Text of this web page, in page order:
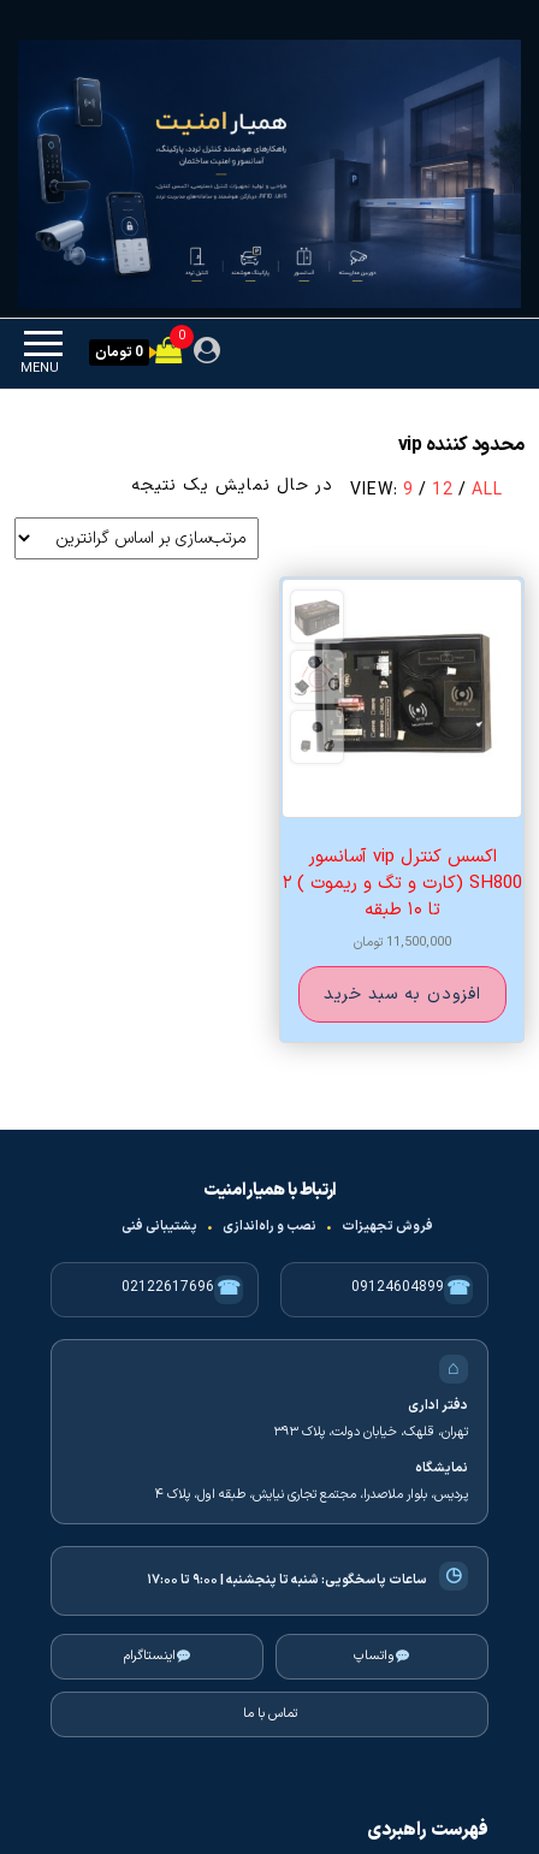
همیار امنیت
MENU
0
0 تومان
محدود کننده vip
VIEW: 9 / 12 / ALL در حال نمایش یک نتیجه
اکسس کنترل vip آسانسور
SH800 (کارت و تگ و ریموت ) ۲
تا ۱۰ طبقه
11,500,000 تومان
افزودن به سبد خرید
ارتباط با همیار امنیت
فروش تجهیزات • نصب و راه‌اندازی • پشتیبانی فنی
☎
09124604899
☎
02122617696
⌂
دفتر اداری
تهران، قلهک، خیابان دولت، پلاک ۳۹۳
نمایشگاه
پردیس، بلوار ملاصدرا، مجتمع تجاری نیایش، طبقه اول، پلاک ۴
◷ ساعات پاسخگویی:شنبه تا پنجشنبه | ۹:۰۰ تا ۱۷:۰۰
واتساپ اینستاگرام
تماس با ما
فهرست راهبردی